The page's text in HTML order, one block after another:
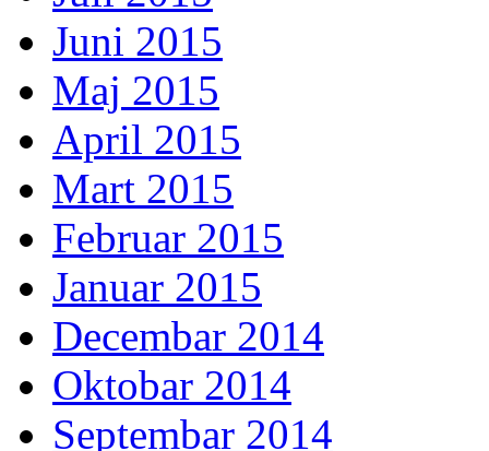
Juni 2015
Maj 2015
April 2015
Mart 2015
Februar 2015
Januar 2015
Decembar 2014
Oktobar 2014
Septembar 2014